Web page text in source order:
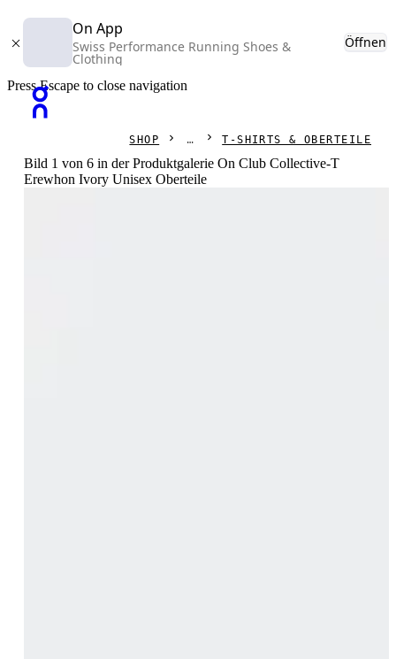
On App
Swiss Performance Running Shoes &
Clothing
Öffnen
Press Escape to close navigation
SHOP T-SHIRTS & OBERTEILE
Bild 1 von 6 in der Produktgalerie On Club Collective-T
Erewhon Ivory Unisex Oberteile